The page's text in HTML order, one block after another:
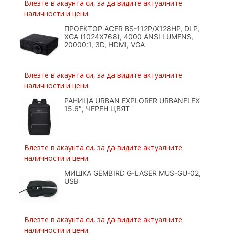
Влезте в акаунта си, за да видите актуалните
наличности и цени.
ПРОЕКТОР ACER BS-112P/X128HP, DLP,
XGA (1024X768), 4000 ANSI LUMENS,
20000:1, 3D, HDMI, VGA
Влезте в акаунта си, за да видите актуалните
наличности и цени.
РАНИЦА URBAN EXPLORER URBANFLEX
15.6″, ЧЕРЕН ЦВЯТ
Влезте в акаунта си, за да видите актуалните
наличности и цени.
МИШКА GEMBIRD G-LASER MUS-GU-02,
USB
Влезте в акаунта си, за да видите актуалните
наличности и цени.